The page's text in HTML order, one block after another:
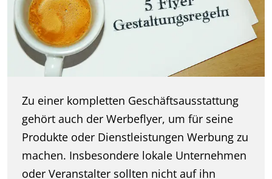
Zu einer kompletten Geschäftsausstattung
gehört auch der Werbeflyer, um für seine
Produkte oder Dienstleistungen Werbung zu
machen. Insbesondere lokale Unternehmen
oder Veranstalter sollten nicht auf ihn